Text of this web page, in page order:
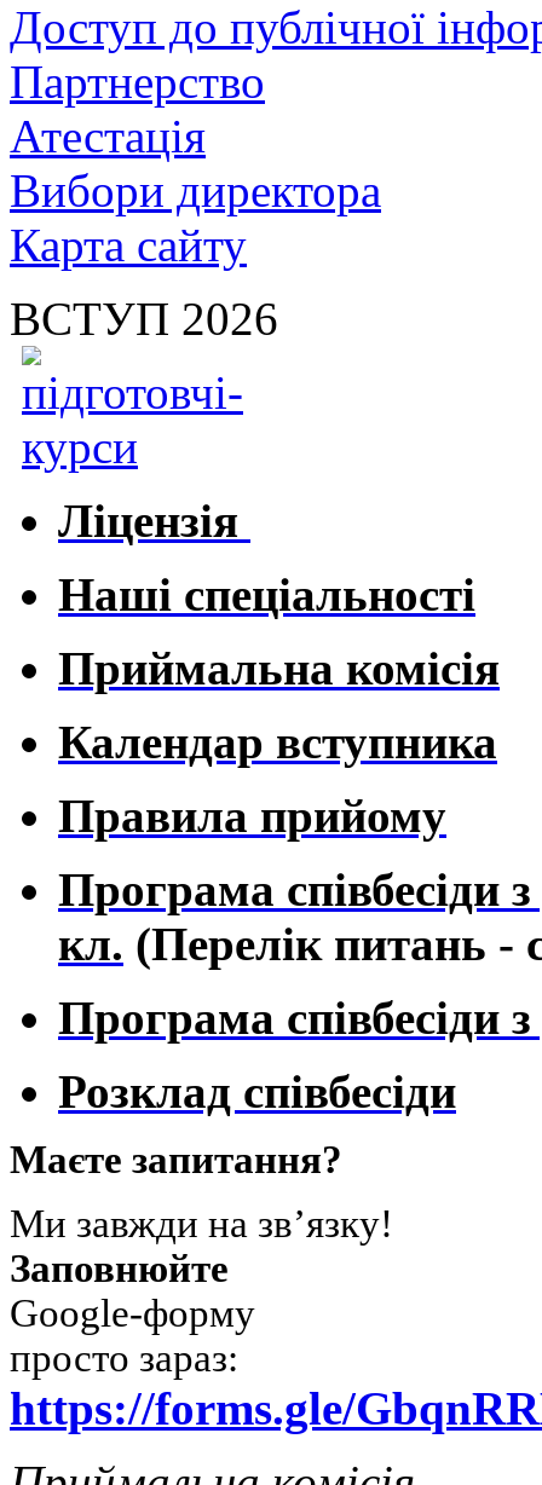
Доступ до публічної
Партнерство
Атестація
Вибори директора
Карта сайту
ВСТУП 2026
Ліцензія
Наші спеціальності
Приймальна комісія
Календар вступника
Правила прийому
Програма співбесіди
кл. (Перелік питань -
Програма співбесіди
Розклад співбесіди
Маєте запитання?
Ми завжди на зв’язку!
Заповнюйте
Google-форму
просто зараз:
https://forms.gle/